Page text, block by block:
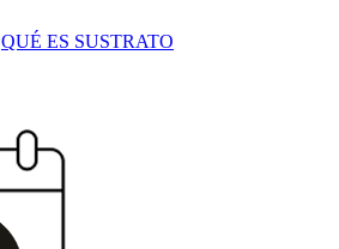
QUÉ ES SUSTRATO